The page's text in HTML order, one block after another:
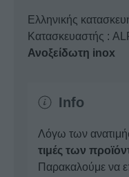
Ελληνικής
Κατασκευαστής :
Ανοξείδωτη inox
Info
Λόγω των
τιμές των
Παρακαλούμε να